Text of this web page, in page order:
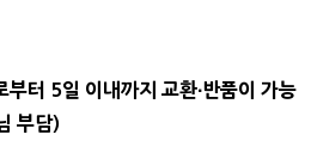
터 5일 이내까지 교환∙반품이 가능
부담)